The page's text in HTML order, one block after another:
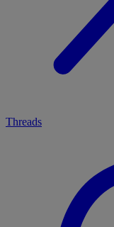
Threads